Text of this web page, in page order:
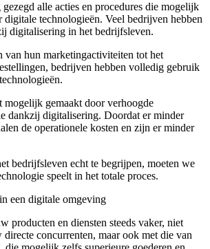
alle acties en procedures die mogelijk
digitale technologieën. Veel bedrijven hebben
digitalisering in het bedrijfsleven.
van hun marketingactiviteiten tot het
bedrijven hebben volledig gebruik
gemaakt door verhoogde
dankzij digitalisering. Doordat er minder
de operationele kosten en zijn er minder
bedrijfsleven echt te begrijpen, moeten we
speelt in het totale proces.
een digitale omgeving
producten en diensten steeds vaker, niet
concurrenten, maar ook met die van